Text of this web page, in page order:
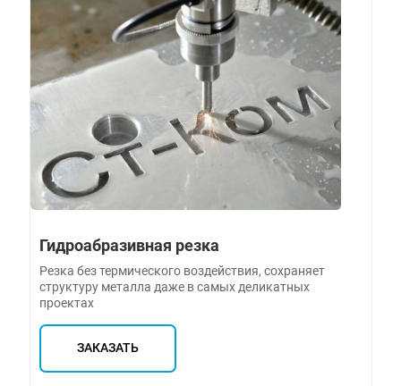
Гидроабразивная резка
Резка без термического воздействия, сохраняет
структуру металла даже в самых деликатных
проектах
ЗАКАЗАТЬ